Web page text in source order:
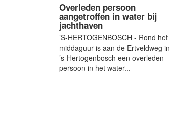
Overleden persoon
aangetroffen in water bij
jachthaven
’S-HERTOGENBOSCH - Rond het
middaguur is aan de Ertveldweg in
’s-Hertogenbosch een overleden
persoon in het water...